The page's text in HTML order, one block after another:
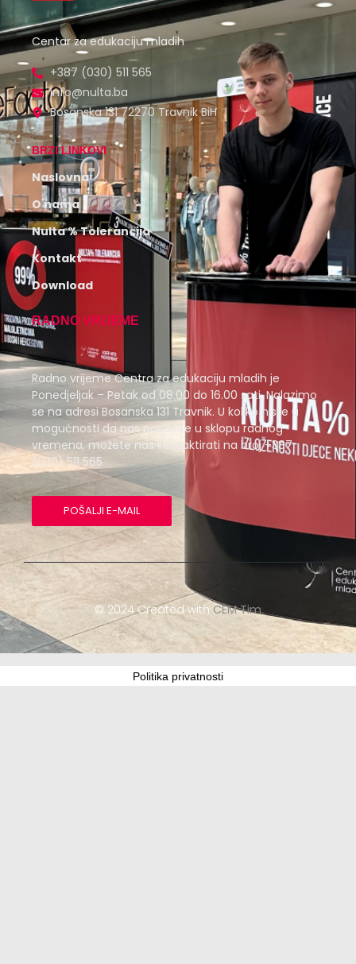
Centar za edukaciju mladih
+387 (030) 511 565
info@nulta.ba
Bosanska 131 72270 Travnik BiH
BRZI LINKOVI
Naslovna
O nama
Nulta % Tolerancija
Kontakt
Download
RADNO VRIJEME
Radno vrijeme Centra za edukaciju mladih je
Ponedjeljak – Petak od 08.00 do 16.00 sati. Nalazimo
se na adresi Bosanska 131 Travnik. U koliko niste u
mogućnosti da nas posjetite u sklopu radnog
vremena, možete nas kontaktirati na broj +387
(030) 511 565
POŠALJI E-MAIL
© 2024 Created with CEM Tim
Politika privatnosti